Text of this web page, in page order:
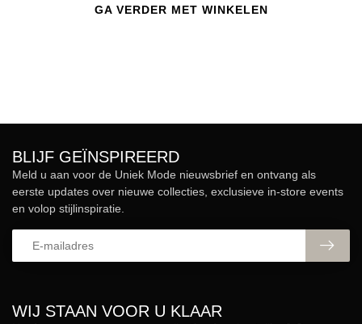
GA VERDER MET WINKELEN
WIJ STAAN VOOR U KLAAR
BLIJF GEÏNSPIREERD
Meld u aan voor de Uniek Mode nieuwsbrief en ontvang als
eerste updates over nieuwe collecties, exclusieve in-store events
en volop stijlinspiratie.